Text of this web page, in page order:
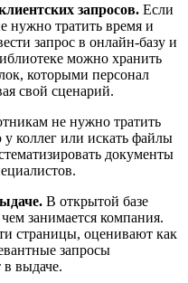
запросов. Если
нужно тратить время и
запрос в онлайн-базу и
можно хранить
которыми персонал
свой сценарий.
не нужно тратить
коллег или искать файлы
документы
В открытой базе
занимается компания.
страницы, оценивают как
запросы
в выдаче.